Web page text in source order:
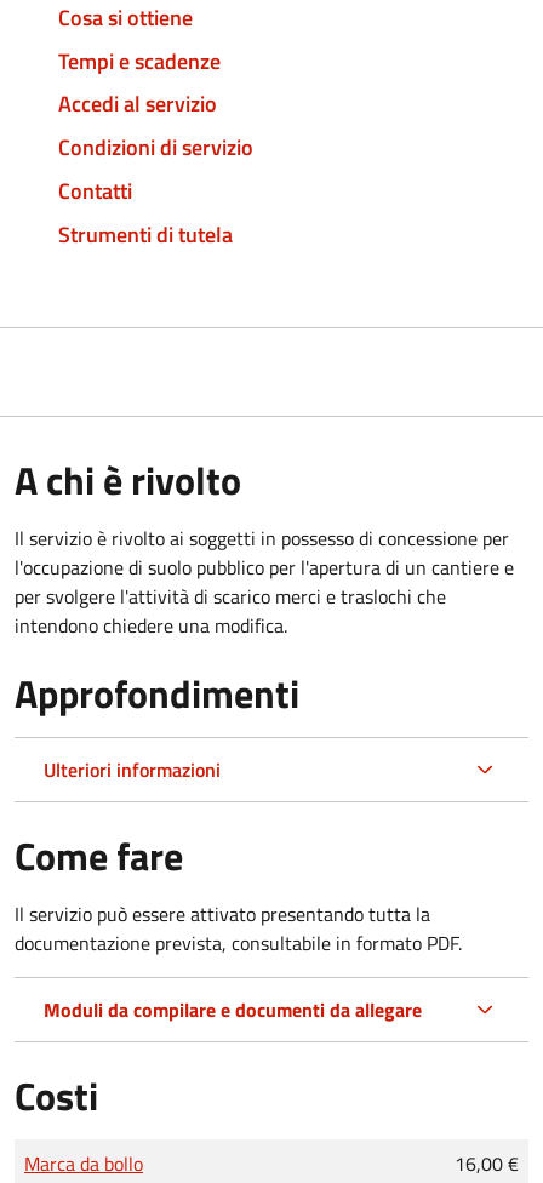
Cosa si ottiene
Tempi e scadenze
Accedi al servizio
Condizioni di servizio
Contatti
Strumenti di tutela
A chi è rivolto
Il servizio è rivolto ai soggetti in possesso di concessione per
l'occupazione di suolo pubblico per l'apertura di un cantiere e
per svolgere l'attività di scarico merci e traslochi che
intendono chiedere una modifica.
Approfondimenti
Ulteriori informazioni
Come fare
Il servizio può essere attivato presentando tutta la
documentazione prevista, consultabile in formato PDF.
Moduli da compilare e documenti da allegare
Costi
Tipo di pagamento
Importo
Marca da bollo 16,00 €